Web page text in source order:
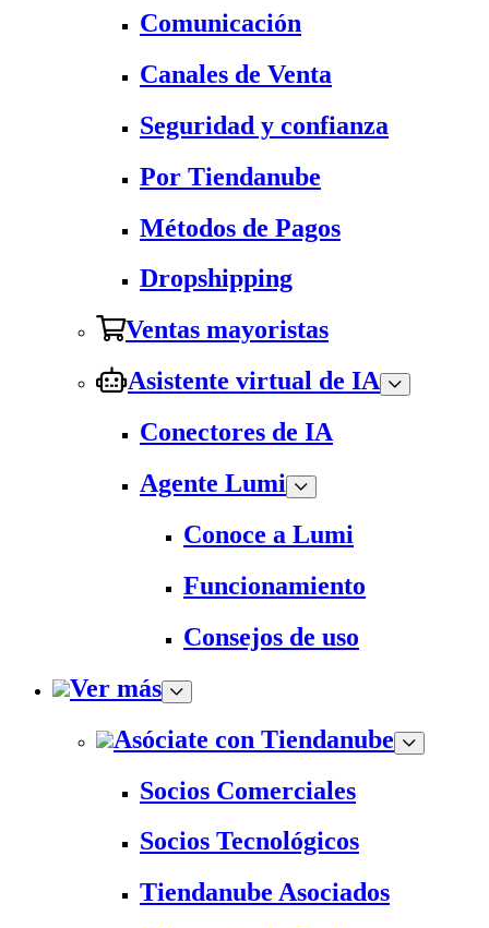
Comunicación
Canales de Venta
Seguridad y confianza
Por Tiendanube
Métodos de Pagos
Dropshipping
Ventas mayoristas
Asistente virtual de IA
Conectores de IA
Agente Lumi
Conoce a Lumi
Funcionamiento
Consejos de uso
Ver más
Asóciate con Tiendanube
Socios Comerciales
Socios Tecnológicos
Tiendanube Asociados